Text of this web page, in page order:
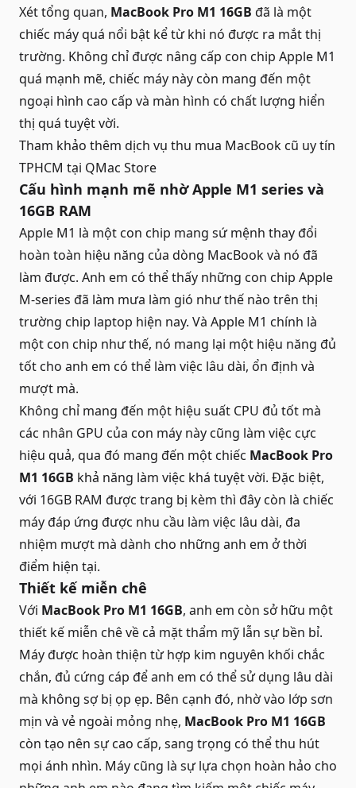
Xét tổng quan, MacBook Pro M1 16GB đã là một
chiếc máy quá nổi bật kể từ khi nó được ra mắt thị
trường. Không chỉ được nâng cấp con chip Apple M1
quá mạnh mẽ, chiếc máy này còn mang đến một
ngoại hình cao cấp và màn hình có chất lượng hiển
thị quá tuyệt vời.
Tham khảo thêm dịch vụ thu mua MacBook cũ uy tín
TPHCM tại QMac Store
Cấu hình mạnh mẽ nhờ Apple M1 series và
16GB RAM
Apple M1 là một con chip mang sứ mệnh thay đổi
hoàn toàn hiệu năng của dòng MacBook và nó đã
làm được. Anh em có thể thấy những con chip Apple
M-series đã làm mưa làm gió như thế nào trên thị
trường chip laptop hiện nay. Và Apple M1 chính là
một con chip như thế, nó mang lại một hiệu năng đủ
tốt cho anh em có thể làm việc lâu dài, ổn định và
mượt mà.
Không chỉ mang đến một hiệu suất CPU đủ tốt mà
các nhân GPU của con máy này cũng làm việc cực
hiệu quả, qua đó mang đến một chiếc MacBook Pro
M1 16GB khả năng làm việc khá tuyệt vời. Đặc biệt,
với 16GB RAM được trang bị kèm thì đây còn là chiếc
máy đáp ứng được nhu cầu làm việc lâu dài, đa
nhiệm mượt mà dành cho những anh em ở thời
điểm hiện tại.
Thiết kế miễn chê
Với MacBook Pro M1 16GB, anh em còn sở hữu một
thiết kế miễn chê về cả mặt thẩm mỹ lẫn sự bền bỉ.
Máy được hoàn thiện từ hợp kim nguyên khối chắc
chắn, đủ cứng cáp để anh em có thể sử dụng lâu dài
mà không sợ bị ọp ẹp. Bên cạnh đó, nhờ vào lớp sơn
mịn và vẻ ngoài mỏng nhẹ, MacBook Pro M1 16GB
còn tạo nên sự cao cấp, sang trọng có thể thu hút
mọi ánh nhìn. Máy cũng là sự lựa chọn hoàn hảo cho